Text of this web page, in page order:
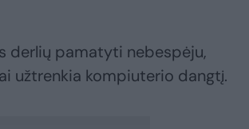
derlių pamatyti nebespėju,
užtrenkia kompiuterio dangtį.